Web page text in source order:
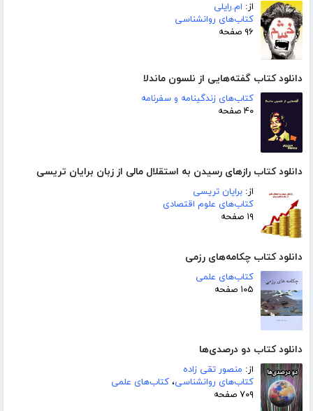
از: ام.رایلی
کتاب‌های روانشناسی
۹۶ صفحه
دانلود کتاب گفته‌هایی از نلسون ماندلا
کتاب‌های زندگینامه و سفرنامه
۴۰ صفحه
دانلود کتاب رازهای رسیدن به استقلال مالی از زبان برایان تریسی
از: برایان تریسی
کتاب‌های علوم اقتصادی
۱۹ صفحه
دانلود کتاب چکامه‌های رزمی
کتاب‌های علمی
۱۰۵ صفحه
دانلود کتاب دو درصدی‌ها
از: منصور تقی زاده
کتاب‌های روانشناسی، کتاب‌های علمی
۷۰۹ صفحه